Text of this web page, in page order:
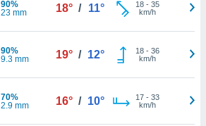
90%
23 mm
18° / 11° 18- 35
km/h
90%
9.3 mm
19° / 12° 18- 36
km/h
70%
2.9 mm
16° / 10° 17- 33
km/h